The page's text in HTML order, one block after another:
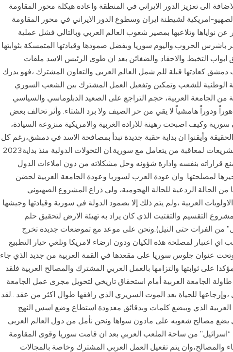
الى تعزيز الدور الايراني في المنطقة واعادة هيكلة محور المقاومة
امريكية لشيطنة ايران وسطوع الدور الايراني في محور المقاومة
نواياها وتلاعبها بمصير شعوب العالم العربي وبالتالي فشل عملية
باشرس الحروب.واليوم سوريا وبفضل صمودها وقيادتها المتمسكة بثوابتها
ابواب التخبط والاحقاد والضغائن بعد ان طوى الرئيس الاسد ملفات
كعادتها قبلة للم شمل العالم العربي والتعاون المشترك ،فهو يدرك
الوطنية للشعب وتمكين وتفعيل العمل المشترك بين الشعب السوري
الجامعة العربية، حجم التراجع على الصعيد الدبلوماسي والسياسي
ودوراً هامشياً لا يقي من حر الصيف ولا برد الشتاء. وأثر تحالف بعض
وكيف اصبحت رهينة للارادة الغربية والامريكية منزوعة السيادة،
وأيقنوا ان بداية حقبة جديدة تبدأ بمصافحة الاسد في دمشق،رغم كل
تحركات الكونغرس ومجلس الدول السبع لسن تشريعات لمعاقبة من يتعامل مع سورية.ان التحولات الدولية منذ بداية2023
قراراته بنفسه وادارة شؤونه وحل مشكلاته من دون املاءات الدول
لمصلحتها. وان عودة العرب لسوريا وعودة الجامعة العربية لحضن
من الحالة الردعية للحالة الهجومية، ولي ذراع المشروع الصهيوني
العربية ،ولم يتم ذلك إلا بصمود الدولة في سورية وقيادتها وجيشها
التقسيم والتفتيت الذي كان يراد به تهيئة الارض لتحقيق حلم
من الفرات حتى النيل).ونحن على موعد مع تموضعات جديدة تخرج
اي اعتبار لمصلحة هذه الكيان ودون ارضاء لامريكا وتلغي خيار التطبيع
عنوان جلوس سوريا على مقعدها في القمة العربية من جديد الذي جاء
على ثوابتها والتزامها بالعمل العربي المشترك والمصالح العربية فلقد
الجامعة العربية أمام استحقاق تاريخي لتحويل مجرى عمل الجامعة
،وإرجاعها للحياة بعد الموت السريري الذي رافقها طوال اكثر من عقد ..لقد
الذي وببضع كلمات وبدقائق معدودة استطاع وضع اسس النهج
يضع مصالح شعوبه على مادون سواها ونحن نأمل من دول العالم العربي
“اسرائيل” من ساحة الملعب العربي بعد ان قامت سوريا وقوى المقاومة
والمصالح،وان يتم تفعيل العمل العربي المشترك وخاصة بالمجالات